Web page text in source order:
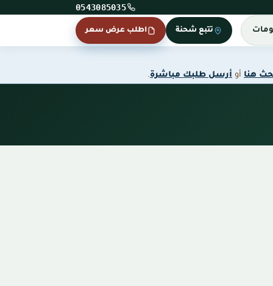
0543085035
تتبع شحنة اطلب عرض سعر
هنا أو أرسل طلبك مباشرة.